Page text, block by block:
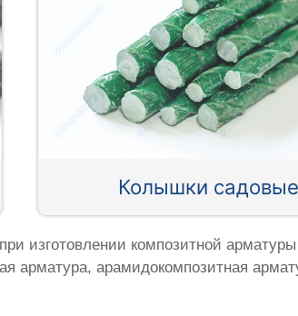
Колышки садовые
изготовлении композитной
арматура, арамидокомпозитная